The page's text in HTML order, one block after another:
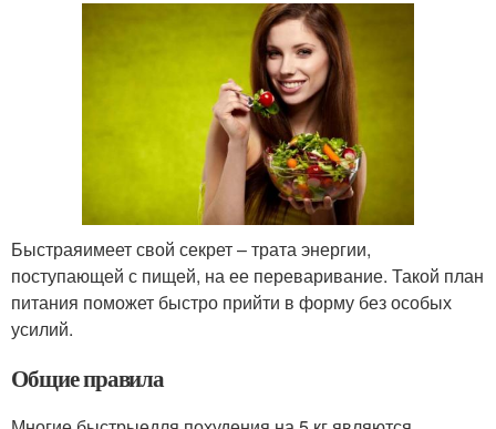
Быстраяимеет свой секрет – трата энергии,
поступающей с пищей, на ее переваривание. Такой план
питания поможет быстро прийти в форму без особых
усилий.
Общие правила